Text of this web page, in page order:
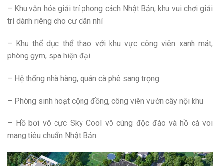
– Khu văn hóa giải trí phong cách Nhật Bản, khu vui chơi giải
trí dành riêng cho cư dân nhí
– Khu thể dục thể thao với khu vực công viên xanh mát,
phòng gym, spa hiện đại
– Hệ thống nhà hàng, quán cà phê sang trọng
– Phòng sinh hoạt cộng đồng, công viên vườn cây nội khu
– Hồ bơi vô cực Sky Cool vô cùng độc đáo và hồ cá voi
mang tiêu chuẩn Nhật Bản.